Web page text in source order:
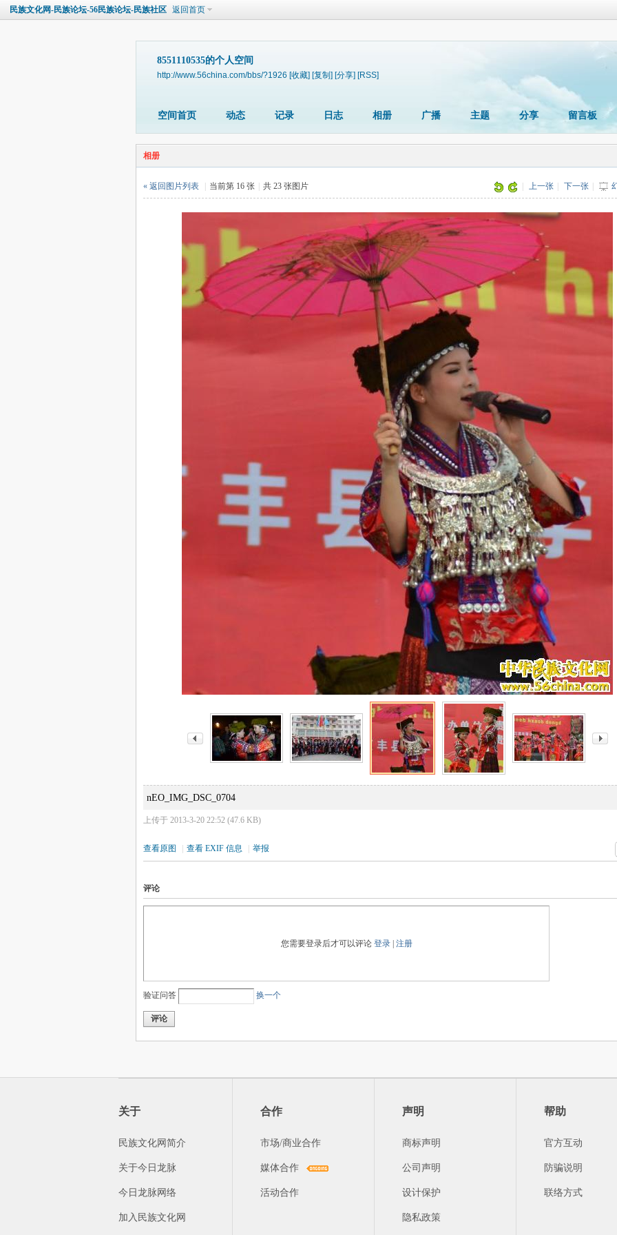
民族文化网-民族论坛-56民族论坛-民族社区 返回首页
8551110535的个人空间
http://www.56china.com/bbs/?1926 [收藏] [复制] [分享] [RSS]
空间首页 动态 记录 日志 相册 广播 主题 分享 留言板
相册
上一张 下一张
« 返回图片列表 当前第 16 张 共 23 张图片
nEO_IMG_DSC_0704
上传于 2013-3-20 22:52 (47.6 KB)
查看原图 查看 EXIF 信息 举报
评论
您需要登录后才可以评论 登录| 注册
验证问答 换一个
评论
关于
民族文化网简介
关于今日龙脉
今日龙脉网络
加入民族文化网
合作
市场/商业合作
媒体合作
活动合作
声明
商标声明
公司声明
设计保护
隐私政策
帮助
官方互动
防骗说明
联络方式